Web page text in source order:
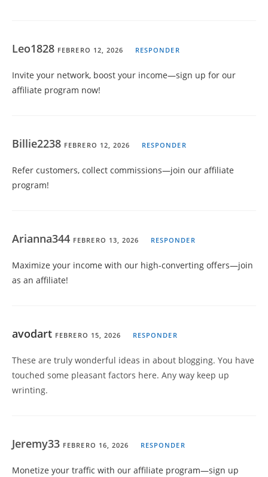
Leo1828 FEBRERO 12, 2026 RESPONDER
Invite your network, boost your income—sign up for our
affiliate program now!
Billie2238 FEBRERO 12, 2026 RESPONDER
Refer customers, collect commissions—join our affiliate
program!
Arianna344 FEBRERO 13, 2026 RESPONDER
Maximize your income with our high-converting offers—join
as an affiliate!
avodart FEBRERO 15, 2026 RESPONDER
These are truly wonderful ideas in about blogging. You have
touched some pleasant factors here. Any way keep up
wrinting.
Jeremy33 FEBRERO 16, 2026 RESPONDER
Monetize your traffic with our affiliate program—sign up